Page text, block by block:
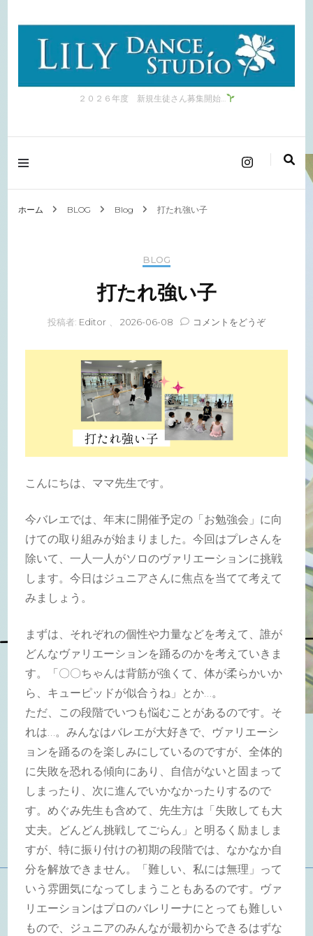
２０２６年度 新規生徒さん募集開始…
ホーム BLOG Blog 打たれ強い子
BLOG
打たれ強い子
投稿者: Editor 2026-06-08 コメントをどうぞ(打
れ
こんにちは、ママ先生です。
今バレエでは、年末に開催予定の「お勉強会」に向
けての取り組みが始まりました。今回はプレさんを
除いて、一人一人がソロのヴァリエーションに挑戦
します。今日はジュニアさんに焦点を当てて考えて
みましょう。
まずは、それぞれの個性や力量などを考えて、誰が
どんなヴァリエーションを踊るのかを考えていきま
す。「〇〇ちゃんは背筋が強くて、体が柔らかいか
ら、キューピッドが似合うね」とか…。
ただ、この段階でいつも悩むことがあるのです。そ
れは…。みんなはバレエが大好きで、ヴァリエーシ
ョンを踊るのを楽しみにしているのですが、全体的
に失敗を恐れる傾向にあり、自信がないと固まって
しまったり、次に進んでいかなかったりするので
す。めぐみ先生も含めて、先生方は「失敗しても大
丈夫。どんどん挑戦してごらん」と明るく励ましま
すが、特に振り付けの初期の段階では、なかなか自
分を解放できません。「難しい、私には無理」って
いう雰囲気になってしまうこともあるのです。ヴァ
リエーションはプロのバレリーナにとっても難しい
もので、ジュニアのみんなが最初からできるはずな